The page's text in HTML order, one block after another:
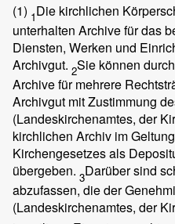
(1) 1Die kirchlichen
unterhalten Archive für das
Diensten, Werken und
Archivgut. 2Sie können
Archive für mehrere
Archivgut mit Zustimmung
(Landeskirchenamtes, der
kirchlichen Archiv im
Kirchengesetzes als
übergeben. 3Darüber sind
abzufassen, die der
(Landeskirchenamtes, der